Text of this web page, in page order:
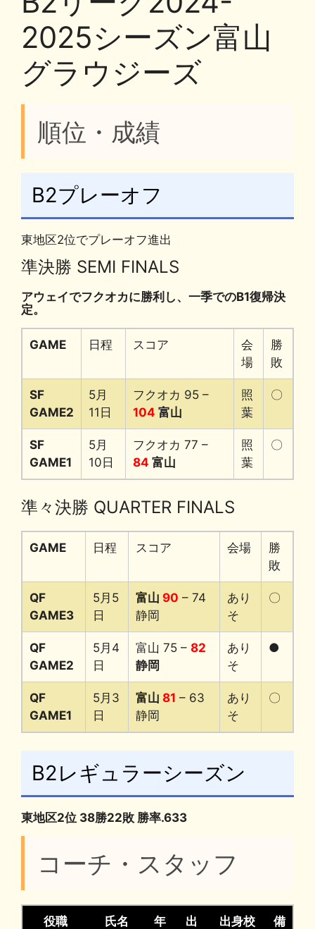
k
2025シーズン富山
グラウジーズ
順位・成績
B2プレーオフ
東地区2位でプレーオフ進出
準決勝 SEMI FINALS
アウェイでフクオカに勝利し、一季でのB1復帰決
定。
GAME 日程 スコア
会
場
勝
敗
SF
GAME2
5月
11日
フクオカ 95 –
104 富山
照
葉
〇
SF
GAME1
5月
10日
フクオカ 77 –
84 富山
照
葉
〇
準々決勝 QUARTER FINALS
GAME 日程 スコア 会場
勝
敗
QF
GAME3
5月5
日
富山 90 – 74
静岡
あり
そ
〇
QF
GAME2
5月4
日
富山 75 – 82
静岡
あり
そ
●
QF
GAME1
5月3
日
富山 81 – 63
静岡
あり
そ
〇
B2レギュラーシーズン
東地区2位 38勝22敗 勝率.633
コーチ・スタッフ
役職 氏名
年
出
出身校
備